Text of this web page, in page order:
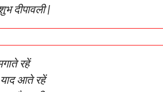
दीपावली |
रहें
आते रहें